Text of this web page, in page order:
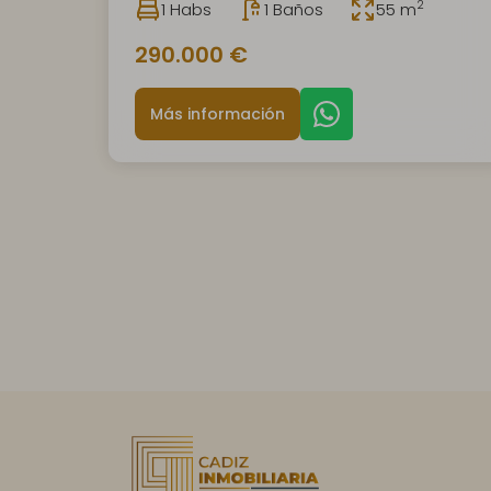
1 Habs
1 Baños 55 m2
290.000 €
Más información